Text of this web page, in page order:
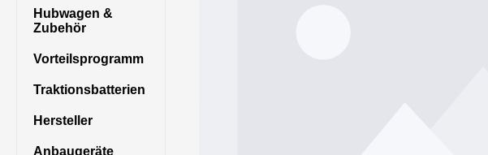
Hubwagen &
Zubehör
Vorteilsprogramm
Traktionsbatterien
Hersteller
Anbaugeräte